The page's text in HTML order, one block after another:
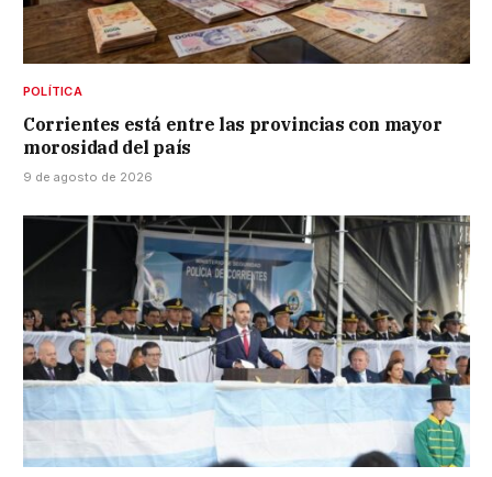
POLÍTICA
Corrientes está entre las provincias con mayor
morosidad del país
9 de agosto de 2026